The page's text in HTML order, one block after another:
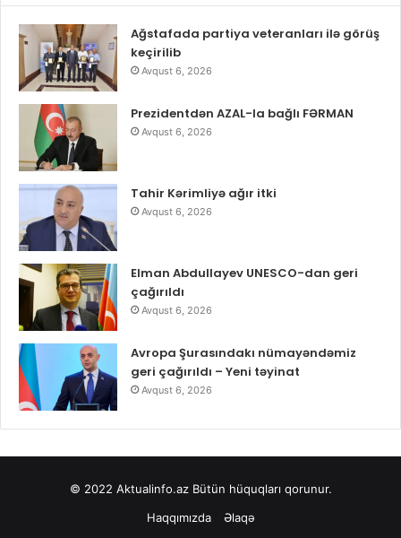
Ağstafada partiya veteranları ilə görüş
keçirilib
Avqust 6, 2026
Prezidentdən AZAL-la bağlı FƏRMAN
Avqust 6, 2026
Tahir Kərimliyə ağır itki
Avqust 6, 2026
Elman Abdullayev UNESCO-dan geri
çağırıldı
Avqust 6, 2026
Avropa Şurasındakı nümayəndəmiz
geri çağırıldı – Yeni təyinat
Avqust 6, 2026
© 2022 Aktualinfo.azBütün hüquqları qorunur.
Haqqımızda
Əlaqə